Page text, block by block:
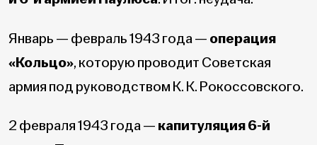
Январь — февраль 1943 года — операция
«Кольцо», которую проводит Советская
армия под руководством К. К. Рокоссовского.
2 февраля 1943 года — капитуляция 6-й